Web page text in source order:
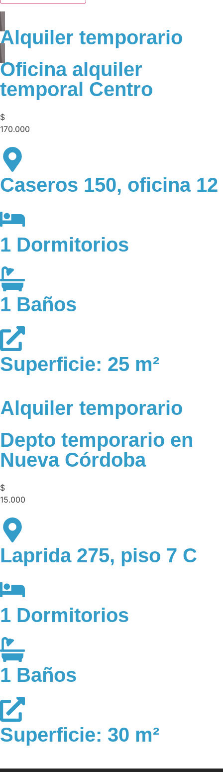
Alquiler temporario
Oficina alquiler
temporal Centro
$
170.000
Caseros 150, oficina 12
1 Dormitorios
1 Baños
Superficie: 25 m²
Alquiler temporario
Depto temporario en
Nueva Córdoba
$
15.000
Laprida 275, piso 7 C
1 Dormitorios
1 Baños
Superficie: 30 m²